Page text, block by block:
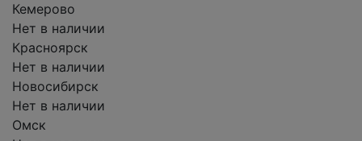
Кемерово
Нет в наличии
Красноярск
Нет в наличии
Новосибирск
Нет в наличии
Омск